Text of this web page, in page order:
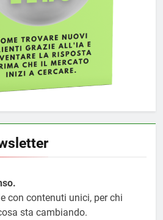
con contenuti unici, per chi
sta cambiando.